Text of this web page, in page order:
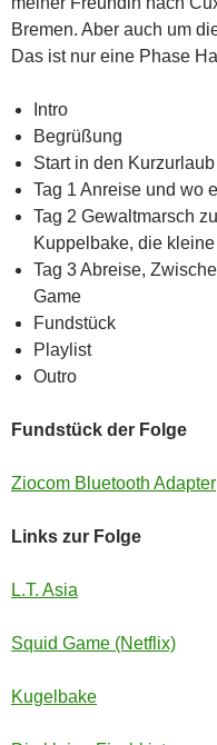
Bremen. Aber auch um
Das ist nur eine Phase
Intro
Begrüßung
Start in den Kurzurlaub
Tag 1 Anreise und wo
Tag 2 Gewaltmarsch
Kuppelbake, die
Tag 3 Abreise,
Game
Fundstück
Playlist
Outro
Fundstück der Folge
Ziocom Bluetooth Adapter
Links zur Folge
L.T. Asia
Squid Game (Netflix)
Kugelbake